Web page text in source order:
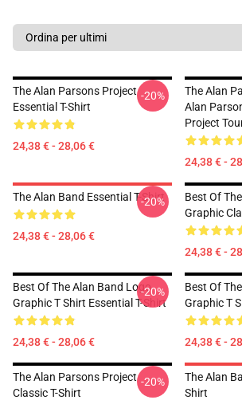
The Alan Parsons Project
Essential T-Shirt
24,38 € - 28,06 €
-20%
The Alan
Alan
Project
24,38 € -
The Alan Band Essential T-Shirt
24,38 € - 28,06 €
-20%
Best Of
Graphic
24,38 € -
Best Of The Alan Band Logo
Graphic T Shirt Essential T-Shirt
24,38 € - 28,06 €
-20%
Best Of
Graphic T
24,38 € -
The Alan Parsons Project
Classic T-Shirt
-20%
The Alan
Shirt